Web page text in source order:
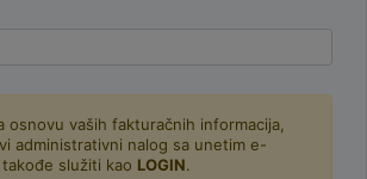
osnovu vaših fakturačnih informacija,
administrativni nalog sa unetim e-
služiti kao LOGIN.